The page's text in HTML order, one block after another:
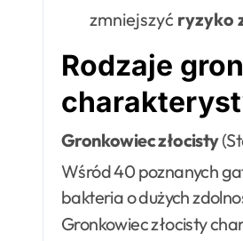
zmniejszyć ryzyko
Rodzaje
Gronkowiec złocisty
Wśród 40 poznanych
bakteria o dużych
Gronkowiec złocisty